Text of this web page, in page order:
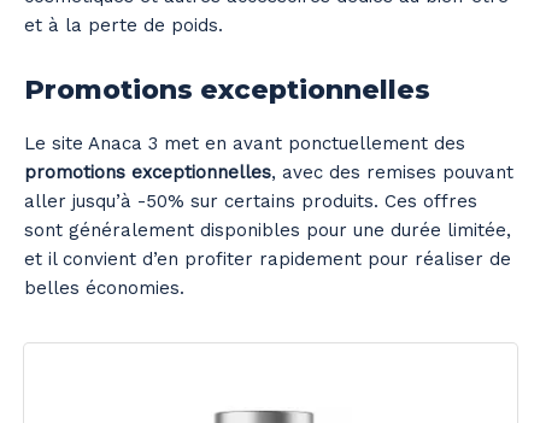
et à la perte de poids.
Promotions exceptionnelles
Le site Anaca 3 met en avant ponctuellement des
promotions exceptionnelles, avec des remises pouvant
aller jusqu’à -50% sur certains produits. Ces offres
sont généralement disponibles pour une durée limitée,
et il convient d’en profiter rapidement pour réaliser de
belles économies.